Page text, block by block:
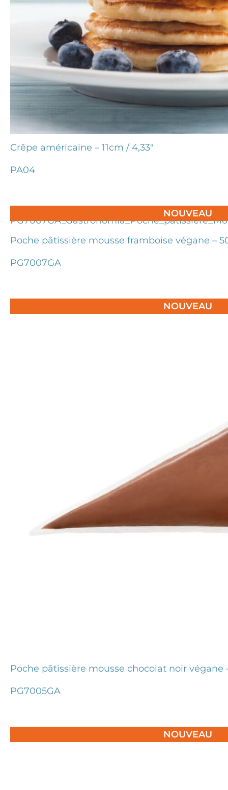
Crêpe américaine – 11cm / 4,33″
PA04
NOUVEAU
Poche pâtissière mousse framboise végane –
PG7007GA
NOUVEAU
Poche pâtissière mousse chocolat noir végane
PG7005GA
NOUVEAU